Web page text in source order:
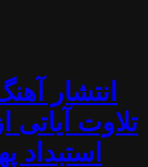
انتشار
استبداد